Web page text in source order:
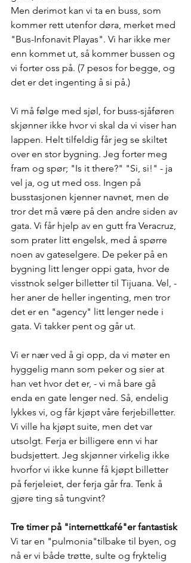
Men derimot kan vi ta en buss, som
kommer rett utenfor døra, merket med
"Bus-Infonavit Playas". Vi har ikke mer
enn kommet ut, så kommer bussen og
vi forter oss på. (7 pesos for begge, og
det er det ingenting å si på.)
Vi må følge med sjøl, for buss-sjåføren
skjønner ikke hvor vi skal da vi viser han
lappen. Helt tilfeldig får jeg se skiltet
over en stor bygning. Jeg forter meg
fram og spør; "Is it there?" "Si, si!" - ja
vel ja, og ut med oss. Ingen på
busstasjonen kjenner navnet, men de
tror det må være på den andre siden av
gata. Vi får hjelp av en gutt fra Veracruz,
som prater litt engelsk, med å spørre
noen av gateselgere. De peker på en
bygning litt lenger oppi gata, hvor de
visstnok selger billetter til Tijuana. Vel, -
her aner de heller ingenting, men tror
det er en "agency" litt lenger nede i
gata. Vi takker pent og går ut.
Vi er nær ved å gi opp, da vi møter en
hyggelig mann som peker og sier at
han vet hvor det er, - vi må bare gå
enda en gate lenger ned. Så, endelig
lykkes vi, og får kjøpt våre ferjebilletter.
Vi ville ha kjøpt suite, men det var
utsolgt. Ferja er billigere enn vi har
budsjettert. Jeg skjønner virkelig ikke
hvorfor vi ikke kunne få kjøpt billetter
på ferjeleiet, der ferja går fra. Tenk å
gjøre ting så tungvint?
Tre timer på "internettkafé"er fantastisk
Vi tar en "pulmonia"tilbake til byen, og
nå er vi både trøtte, sulte og fryktelig